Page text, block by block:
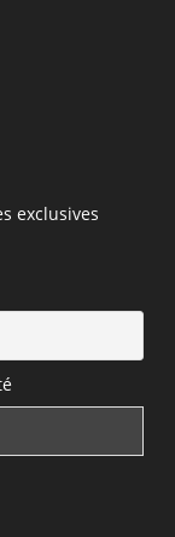
exclusives